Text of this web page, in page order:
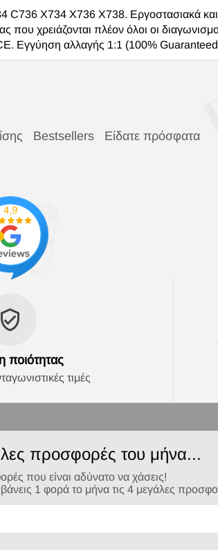
X734 X736 X738. Εργοστασιακά
που χρειάζονται πλέον όλοι οι
Εγγύηση αλλαγής 1:1 (100%
Bestsellers Είδατε πρόσφατα
ποιότητας
τιμές
προσφορές του μήνα...
που είναι αδύνατο να χάσεις!
1 φορά το μήνα τις 4 μεγάλες